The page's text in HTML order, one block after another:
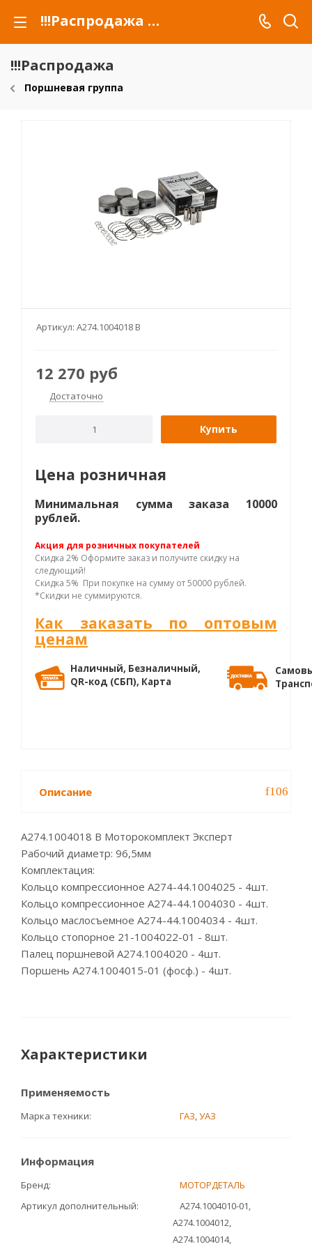
!!!Распродажа для автомобилей российских марок и сельхозтехники
!!!Распродажа
Поршневая группа
Артикул: А274.1004018 B
12 270 руб
Достаточно
Купить
Цена розничная
Минимальная сумма заказа 10000
рублей.
Акция для розничных покупателей
Скидка 2% Оформите заказ и получите скидку на
следующий!
Скидка 5% При покупке на сумму от 50000 рублей.
*Скидки не суммируются.
Как заказать по оптовым
ценам
Наличный, Безналичный,
QR-код (СБП), Карта
Описание
А274.1004018 B Моторокомплект Эксперт
Рабочий диаметр: 96,5мм
Комплектация:
Кольцо компрессионное А274-44.1004025 - 4шт.
Кольцо компрессионное А274-44.1004030 - 4шт.
Кольцо маслосъемное А274-44.1004034 - 4шт.
Кольцо стопорное 21-1004022-01 - 8шт.
Палец поршневой А274.1004020 - 4шт.
Поршень А274.1004015-01 (фосф.) - 4шт.
Характеристики
Применяемость
Марка техники ГАЗ,УАЗ
Информация
Бренд
МОТОРДЕТАЛЬ
Артикул дополнительный
А274.1004010-01,
А274.1004012,
А274.1004014,